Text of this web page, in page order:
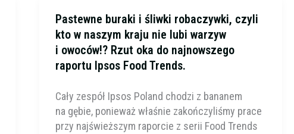
Pastewne buraki i śliwki robaczywki, czyli
kto w naszym kraju nie lubi warzyw
i owoców!? Rzut oka do najnowszego
raportu Ipsos Food Trends.
Cały zespół Ipsos Poland chodzi z bananem
na gębie, ponieważ właśnie zakończyliśmy prace
przy najświeższym raporcie z serii Food Trends